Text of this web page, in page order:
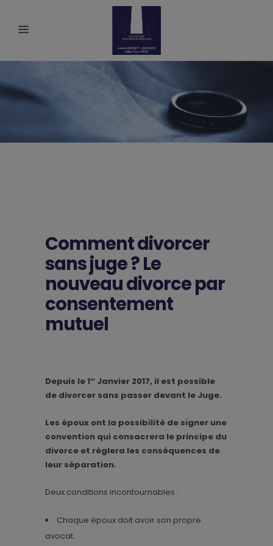
Comment divorcer
sans juge ? Le
nouveau divorce par
consentement
mutuel
Depuis le 1er Janvier 2017, il est possible
de divorcer sans passer devant le Juge.
Les époux ont la possibilité de signer une
convention qui consacrera le principe du
divorce et règlera les conséquences de
leur séparation.
Deux conditions incontournables :
Chaque époux doit avoir son propre
avocat.